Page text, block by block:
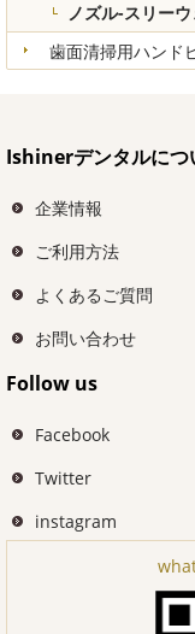
ノズル-スリー
歯面清掃用ハンド
Ishinerデンタルにつ
企業情報
ご利用方法
よくあるご質問
お問い合わせ
Follow us
Facebook
Twitter
instagram